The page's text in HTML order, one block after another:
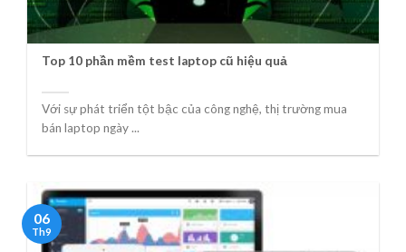
Top 10 phần mềm test laptop cũ hiệu quả
Với sự phát triển tột bậc của công nghệ, thị trường mua
bán laptop ngày ...
06
Th9